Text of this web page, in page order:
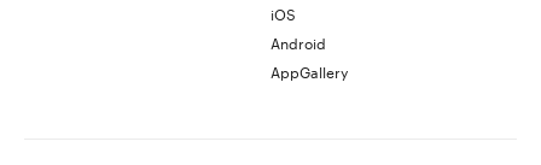
iOS
Android
AppGallery